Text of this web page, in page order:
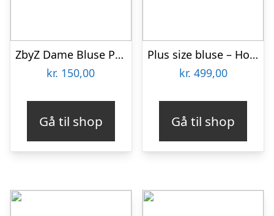
ZbyZ Dame Bluse Plus Size – Hvid – 54/56
kr. 150,00
Gå til shop
Plus size bluse – Hoshi Purple
kr. 499,00
Gå til shop